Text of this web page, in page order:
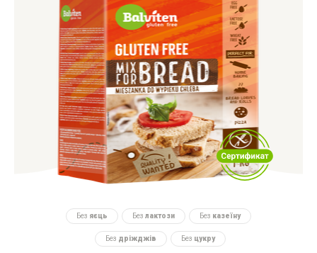
Без яєць Без лактози Без казеїну
Без дріжджів Без цукру